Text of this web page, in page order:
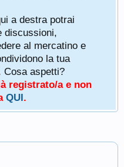
a destra potrai
discussioni,
al mercatino e
la tua
Cosa aspetti?
registrato/a e non
QUI.